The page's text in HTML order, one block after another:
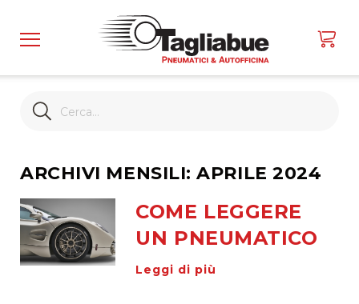
Cerca
Cerca
Home
Pneumatici
Cerca
per
misura
ARCHIVI MENSILI: APRILE 2024
COME LEGGERE
UN PNEUMATICO
Leggi di più